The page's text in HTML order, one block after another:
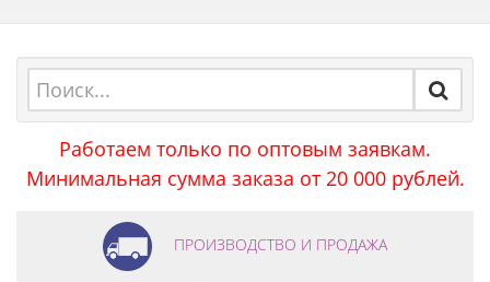
Работаем только по оптовым заявкам.
Минимальная сумма заказа от 20 000 рублей.
ПРОИЗВОДСТВО И ПРОДАЖА